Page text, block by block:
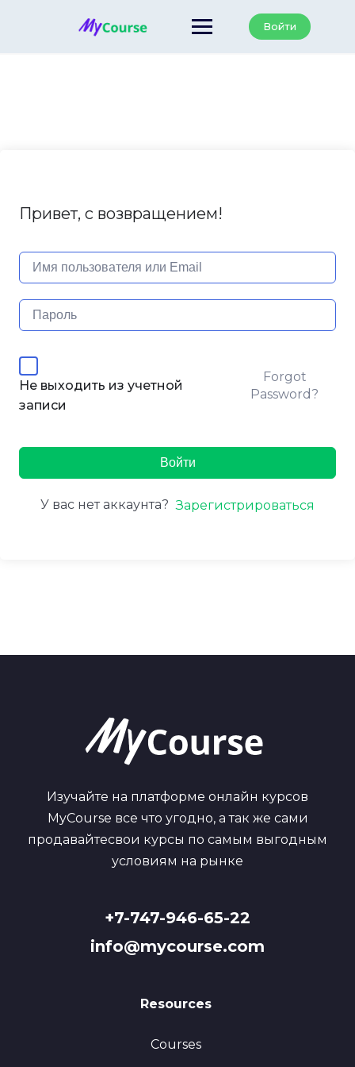
Войти
Привет, с возвращением!
Не выходить из учетной
записи
Forgot
Password?
Войти
У вас нет аккаунта? Зарегистрироваться
Изучайте на платформе онлайн курсов
MyCourse все что угодно, а так же сами
продавайтесвои курсы по самым выгодным
условиям на рынке
+7-747-946-65-22
info@mycourse.com
Resources
Courses